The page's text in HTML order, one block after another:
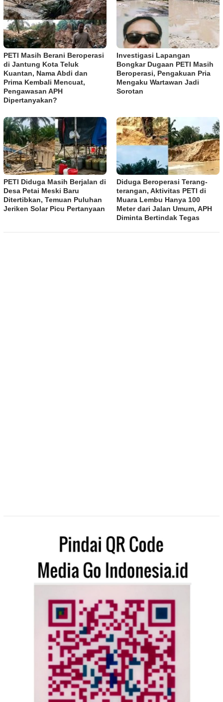
PETI Masih Berani Beroperasi
di Jantung Kota Teluk
Kuantan, Nama Abdi dan
Prima Kembali Mencuat,
Pengawasan APH
Dipertanyakan?
Investigasi Lapangan
Bongkar Dugaan PETI Masih
Beroperasi, Pengakuan Pria
Mengaku Wartawan Jadi
Sorotan
PETI Diduga Masih Berjalan di
Desa Petai Meski Baru
Ditertibkan, Temuan Puluhan
Jeriken Solar Picu Pertanyaan
Diduga Beroperasi Terang-
terangan, Aktivitas PETI di
Muara Lembu Hanya 100
Meter dari Jalan Umum, APH
Diminta Bertindak Tegas